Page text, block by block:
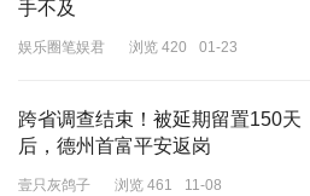
手不及
娱乐圈笔娱君 浏览 420 01-23
跨省调查结束！被延期留置150天
后，德州首富平安返岗
壹只灰鸽子 浏览 461 11-08